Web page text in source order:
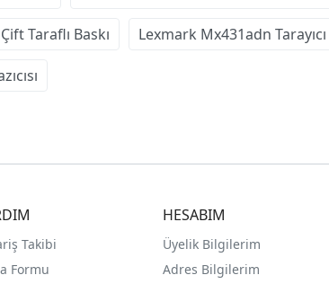
Taraflı Baskı Lexmark Mx431adn Tarayıcı
Takibi
Formu
HESABIM
Üyelik Bilgilerim
Adres Bilgilerim